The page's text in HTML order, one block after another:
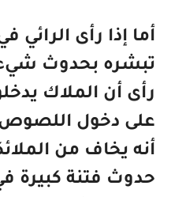
أما إذا رأى الرائي
تبشره بحدوث شيء
رأى أن الملاك
على دخول اللصوص
أنه يخاف من
حدوث فتنة كبيرة